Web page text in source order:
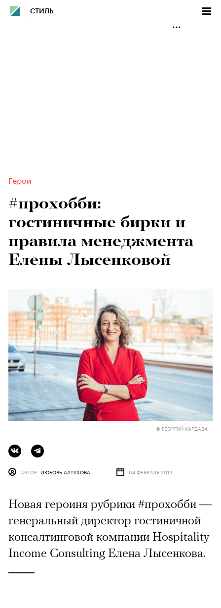
СТИЛЬ
Герои
#прохобби:
гостиничные бирки и
правила менеджмента
Елены Лысенковой
© ГЕОРГИЙ КАРДАВА
АВТОР ЛЮБОВЬ АЛТУХОВА 04 ФЕВРАЛЯ 2019
Новая героиня рубрики #прохобби —
генеральный директор гостиничной
консалтинговой компании Hospitality
Income Consulting Елена Лысенкова.